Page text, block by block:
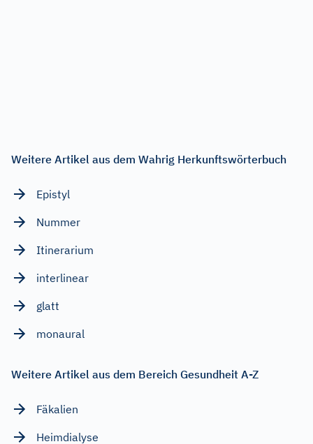
Weitere Artikel aus dem Wahrig Herkunftswörterbuch
Epistyl
Nummer
Itinerarium
interlinear
glatt
monaural
Weitere Artikel aus dem Bereich Gesundheit A-Z
Fäkalien
Heimdialyse